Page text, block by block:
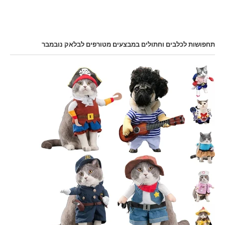
תחפושות לכלבים וחתולים במבצעים מטורפים לבלאק נובמבר